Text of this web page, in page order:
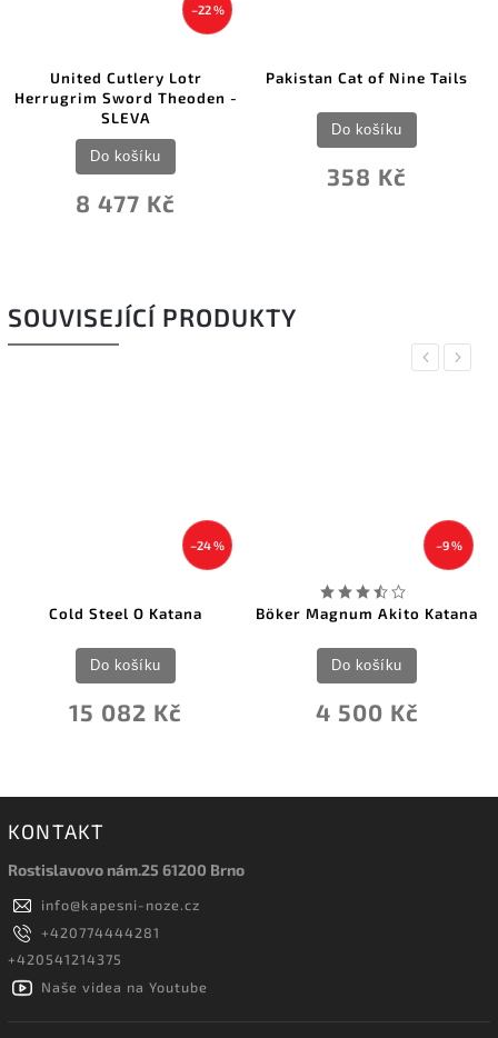
–22 %
United Cutlery Lotr
Herrugrim Sword Theoden -
SLEVA
8 477 Kč
Do košíku
Pakistan Cat of Nine Tails
358 Kč
Do košíku
SOUVISEJÍCÍ PRODUKTY
Previous
–24 %
Cold Steel O Katana
15 082 Kč
Do košíku
–9 %
Böker Magnum Akito Katana
4 500 Kč
Do košíku
Next
KONTAKT
Rostislavovo nám.25 61200 Brno
info@kapesni-noze.cz
+420774444281
+420541214375
Naše videa na Youtube